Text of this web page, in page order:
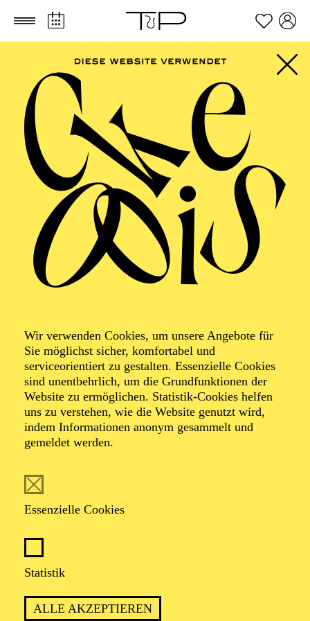
Zum Hauptinhalt springen Zum Footer springen
Wir verwenden Cookies, um unsere Angebote für
Sie möglichst sicher, komfortabel und
serviceorientiert zu gestalten. Essenzielle Cookies
sind unentbehrlich, um die Grundfunktionen der
Website zu ermöglichen. Statistik-Cookies helfen
uns zu verstehen, wie die Website genutzt wird,
indem Informationen anonym gesammelt und
gemeldet werden.
Essenzielle Cookies
Statistik
ALLE AKZEPTIEREN
Foto: Hakki Topcu
Margrit
Sengebusch
Margrit Sengebusch wurde an der Ostsee geboren. Sie
studierte Kulturwissenschaften und Ästhetische Praxis
an der Universität Hildesheim sowie in Porto, Portugal.
bei den Treibstoff Theatertagen in Basel tätig.